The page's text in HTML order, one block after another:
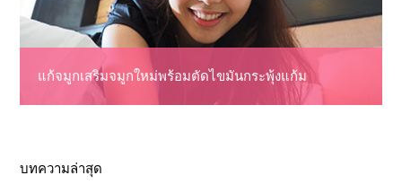
แก้จมูกเสริมจมูกใหม่พร้อมตัดไขมันกระพุ้งแก้ม
บทความล่าสุด